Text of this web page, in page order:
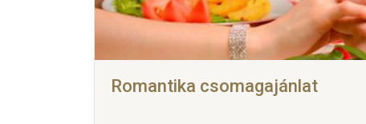
Romantika csomagajánlat